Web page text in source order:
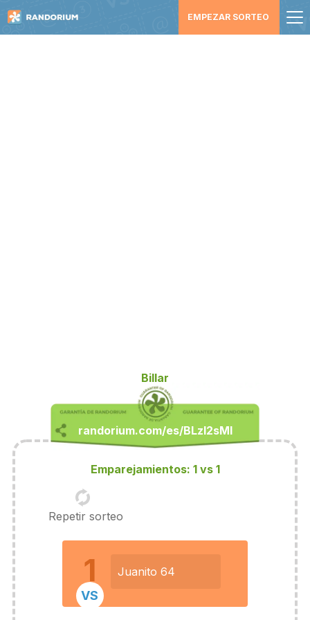
EMPEZAR SORTEO
Billar
Emparejamientos: 1 vs 1
Repetir sorteo
1 Juanito 64
VS